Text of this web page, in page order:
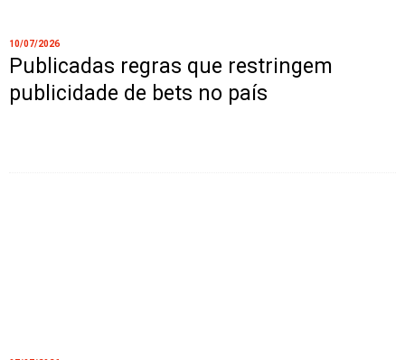
10/07/2026
Publicadas regras que restringem
publicidade de bets no país